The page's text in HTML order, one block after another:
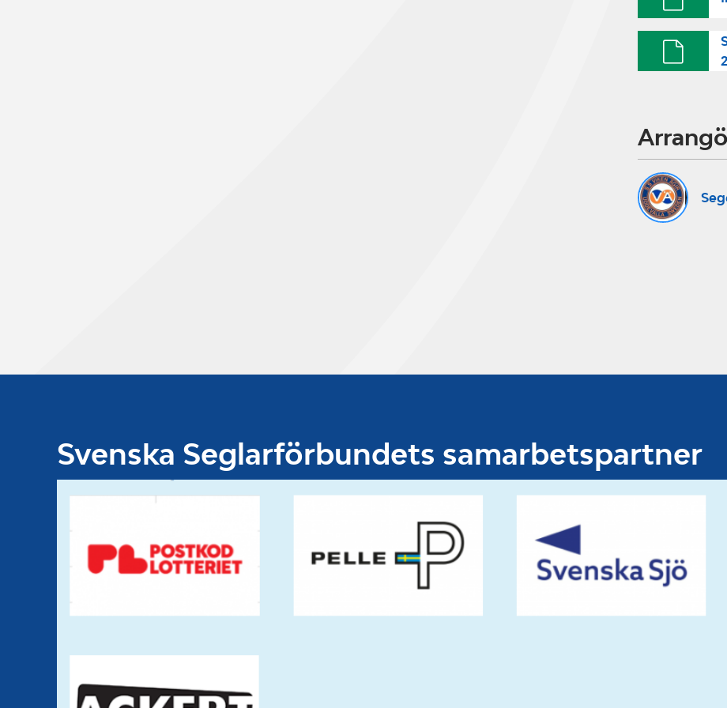
Svenska Seglarförbundets samarbetspartner